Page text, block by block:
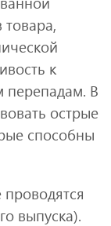
товара,
к
перепадам. В
острые
способны
выпуска).